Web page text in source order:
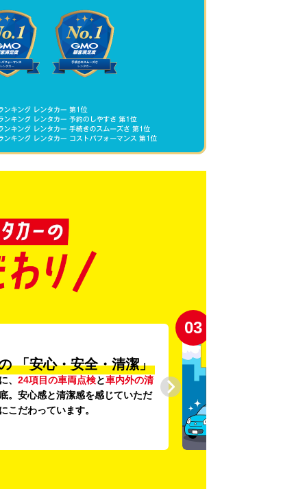
「安心・安全・清潔」
、 24項目の車両点検と車内外の清
。安心感と清潔感を感じていただ
こだわっています。
03